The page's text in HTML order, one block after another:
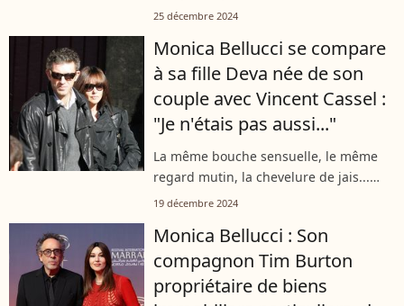
Cassel semble ne pas subir les effets
connaît une nouvelle jeunesse auprès...
25 décembre 2024
Monica Bellucci se compare
à sa fille Deva née de son
couple avec Vincent Cassel :
"Je n'étais pas aussi..."
La même bouche sensuelle, le même
regard mutin, la chevelure de jais...
Monica Bellucci a traversé les
inaltérable. Sa beauté se retrouve dans
les...
19 décembre 2024
Monica Bellucci : Son
compagnon Tim Burton
propriétaire de biens